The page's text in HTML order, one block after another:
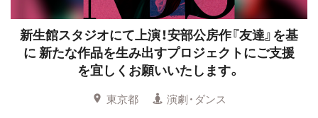
新生館スタジオにて上演！安部公房作『友達』を基
に新たな作品を生み出すプロジェクトにご支援
を宜しくお願いいたします。
東京都
演劇・ダンス